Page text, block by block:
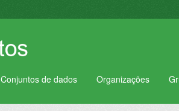
Conjuntos de dados Organizações